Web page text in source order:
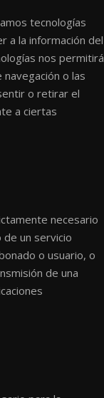
tecnologías
a la información del
nos permitirá
o las
o retirar el
a ciertas
necesario
un servicio
o usuario, o
de una